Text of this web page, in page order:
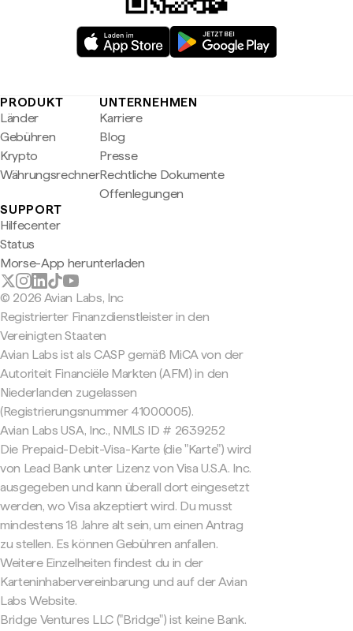
PRODUKT
Länder
Gebühren
Krypto
Währungsrechner
UNTERNEHMEN
Karriere
Blog
Presse
Rechtliche Dokumente
Offenlegungen
SUPPORT
Hilfecenter
Status
Morse-App herunterladen
© 2026 Avian Labs, Inc
Registrierter Finanzdienstleister in den
Vereinigten Staaten
Avian Labs ist als CASP gemäß MiCA von der
Autoriteit Financiële Markten (AFM) in den
Niederlanden zugelassen
(Registrierungsnummer 41000005).
Avian Labs USA, Inc., NMLS ID # 2639252
Die Prepaid-Debit-Visa-Karte (die "Karte") wird
von Lead Bank unter Lizenz von Visa U.S.A. Inc.
ausgegeben und kann überall dort eingesetzt
werden, wo Visa akzeptiert wird. Du musst
mindestens 18 Jahre alt sein, um einen Antrag
zu stellen. Es können Gebühren anfallen.
Weitere Einzelheiten findest du in der
Karteninhabervereinbarung und auf der Avian
Labs Website.
Bridge Ventures LLC ("Bridge") ist keine Bank.